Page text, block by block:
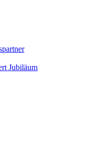
Jubiläum